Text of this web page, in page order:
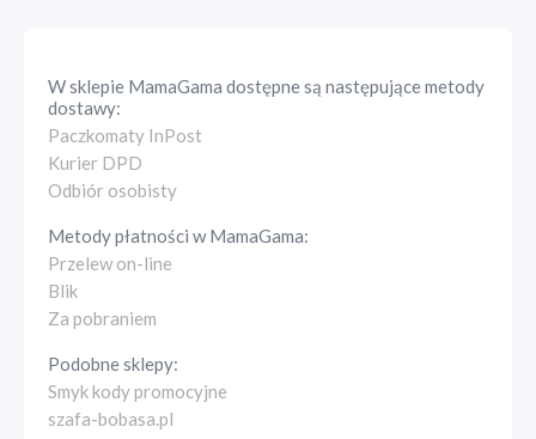
W sklepie MamaGama dostępne są następujące metody
dostawy:
Paczkomaty InPost
Kurier DPD
Odbiór osobisty
Metody płatności wMamaGama:
Przelew on-line
Blik
Za pobraniem
Podobne sklepy:
Smyk kody promocyjne
szafa-bobasa.pl